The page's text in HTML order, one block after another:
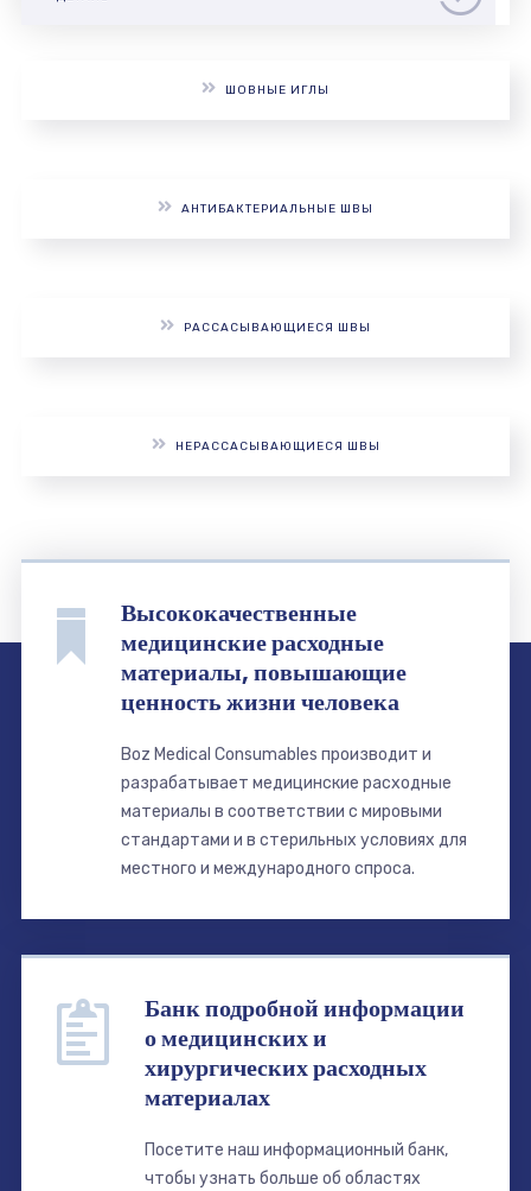
ШОВНЫЕ ИГЛЫ
АНТИБАКТЕРИАЛЬНЫЕ ШВЫ
РАССАСЫВАЮЩИЕСЯ ШВЫ
НЕРАССАСЫВАЮЩИЕСЯ ШВЫ
Высококачественные
медицинские расходные
материалы, повышающие
ценность жизни человека
Boz Medical Consumables производит и
разрабатывает медицинские расходные
материалы в соответствии с мировыми
стандартами и в стерильных условиях для
местного и международного спроса.
Банк подробной информации
о медицинских и
хирургических расходных
материалах
Посетите наш информационный банк,
чтобы узнать больше об областях